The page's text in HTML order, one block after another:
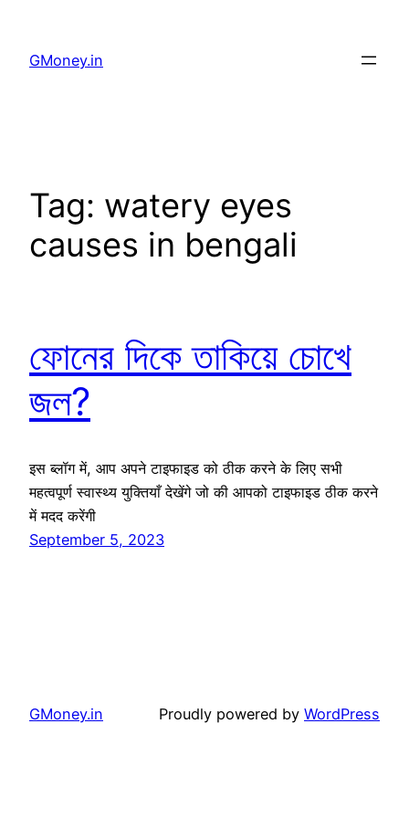
GMoney.in
Tag: watery eyes
causes in bengali
ফোনের দিকে তাকিয়ে চোখে
জল?
इस ब्लॉग में, आप अपने टाइफाइड को ठीक करने के लिए सभी
महत्वपूर्ण स्वास्थ्य युक्तियाँ देखेंगे जो की आपको टाइफाइड ठीक करने
में मदद करेंगी
September 5, 2023
GMoney.in Proudly powered by WordPress